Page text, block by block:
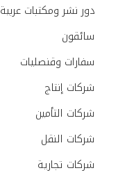
دور نشر ومكتبات عربية
سائقون
سفارات وقنصليات
شركات إنتاج
شركات التأمين
شركات النقل
شركات تجارية